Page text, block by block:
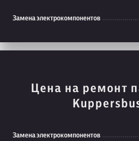
Замена электрокомпонентов
Цена на ремонт
Замена электрокомпонентов